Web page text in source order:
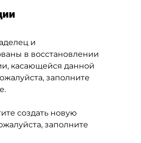
и
в восстановлении
касающейся данной
заполните
создать новую
заполните